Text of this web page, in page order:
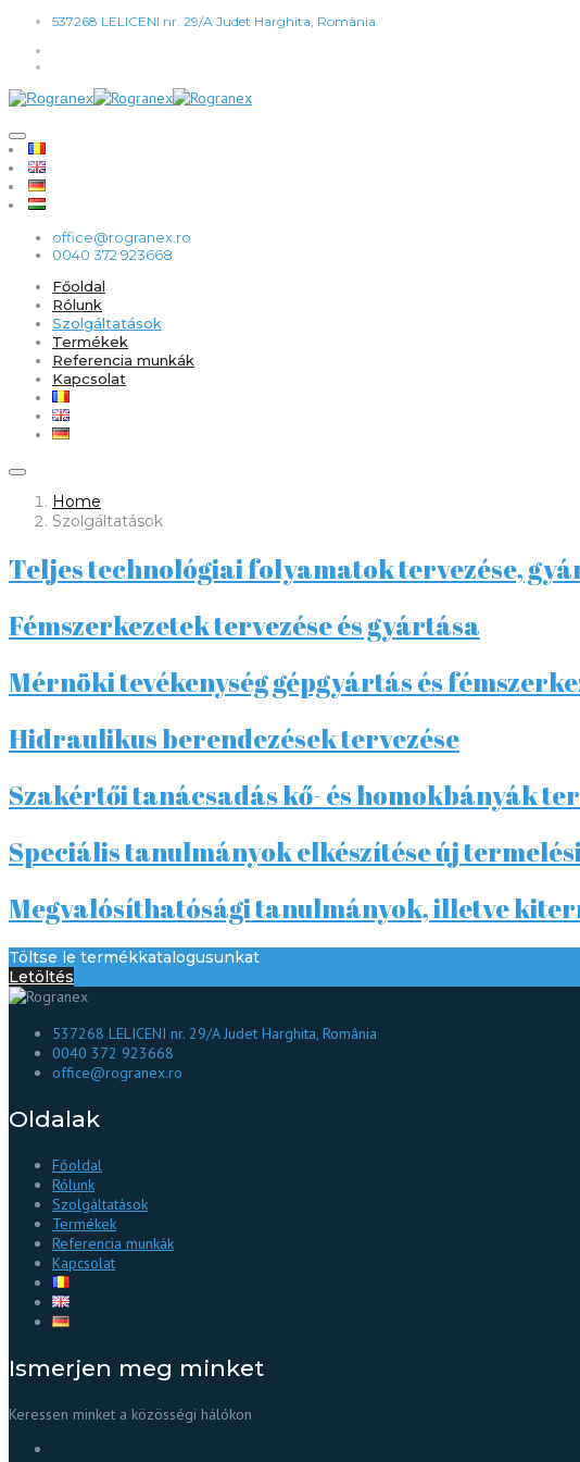
537268 LELICENI nr. 29/A Judet Harghita, România
office@rogranex.ro
0040 372 923668
Főoldal
Rólunk
Szolgáltatások
Termékek
Referencia munkák
Kapcsolat
Home
Szolgáltatások
Teljes technológiai folyamatok tervezése,
Fémszerkezetek tervezése és gyártása
Mérnöki tevékenység gépgyártás és
Hidraulikus berendezések tervezése
Szakértői tanácsadás kő- és homokbányák
Speciális tanulmányok elkészítése új
Megvalósíthatósági tanulmányok, illetve
Töltse le termékkatalogusunkat
Letöltés
537268 LELICENI nr. 29/A Judet Harghita, România
0040 372 923668
office@rogranex.ro
Oldalak
Főoldal
Rólunk
Szolgáltatások
Termékek
Referencia munkák
Kapcsolat
Ismerjen meg minket
Keressen minket a közösségi hálókon